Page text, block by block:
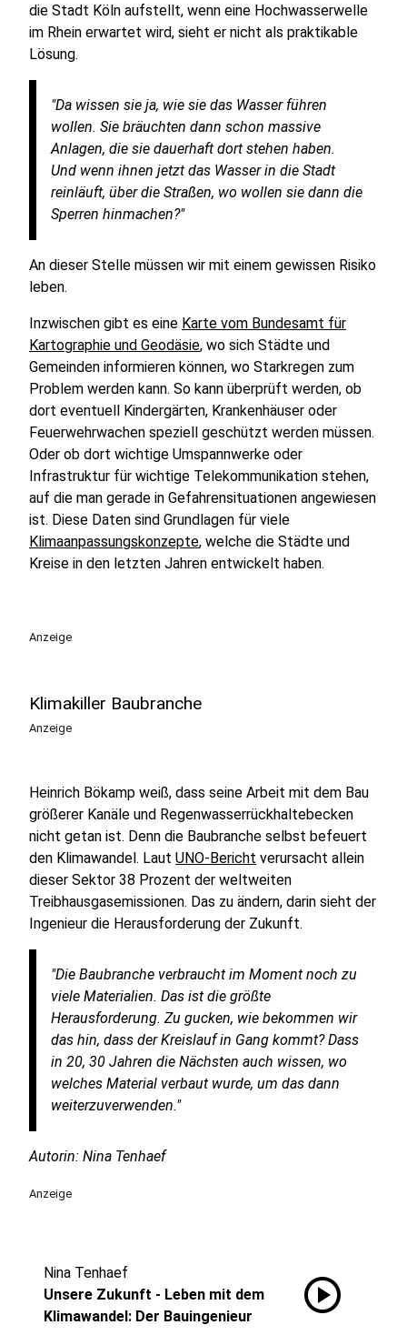
die Stadt Köln aufstellt, wenn eine Hochwasserwelle
im Rhein erwartet wird, sieht er nicht als praktikable
Lösung.
"Da wissen sie ja, wie sie das Wasser führen
wollen. Sie bräuchten dann schon massive
Anlagen, die sie dauerhaft dort stehen haben.
Und wenn ihnen jetzt das Wasser in die Stadt
reinläuft, über die Straßen, wo wollen sie dann die
Sperren hinmachen?"
An dieser Stelle müssen wir mit einem gewissen Risiko
leben.
Inzwischen gibt es eine Karte vom Bundesamt für
Kartographie und Geodäsie, wo sich Städte und
Gemeinden informieren können, wo Starkregen zum
Problem werden kann. So kann überprüft werden, ob
dort eventuell Kindergärten, Krankenhäuser oder
Feuerwehrwachen speziell geschützt werden müssen.
Oder ob dort wichtige Umspannwerke oder
Infrastruktur für wichtige Telekommunikation stehen,
auf die man gerade in Gefahrensituationen angewiesen
ist. Diese Daten sind Grundlagen für viele
Klimaanpassungskonzepte, welche die Städte und
Kreise in den letzten Jahren entwickelt haben.
Anzeige
Klimakiller Baubranche
Anzeige
Heinrich Bökamp weiß, dass seine Arbeit mit dem Bau
größerer Kanäle und Regenwasserrückhaltebecken
nicht getan ist. Denn die Baubranche selbst befeuert
den Klimawandel. Laut UNO-Bericht verursacht allein
dieser Sektor 38 Prozent der weltweiten
Treibhausgasemissionen. Das zu ändern, darin sieht der
Ingenieur die Herausforderung der Zukunft.
"Die Baubranche verbraucht im Moment noch zu
viele Materialien. Das ist die größte
Herausforderung. Zu gucken, wie bekommen wir
das hin, dass der Kreislauf in Gang kommt? Dass
in 20, 30 Jahren die Nächsten auch wissen, wo
welches Material verbaut wurde, um das dann
weiterzuverwenden."
Autorin: Nina Tenhaef
Anzeige
Nina Tenhaef
Unsere Zukunft - Leben mit dem
Klimawandel: Der Bauingenieur
play_circle